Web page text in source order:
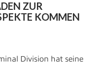
ZUR
KOMMEN
Division hat seine